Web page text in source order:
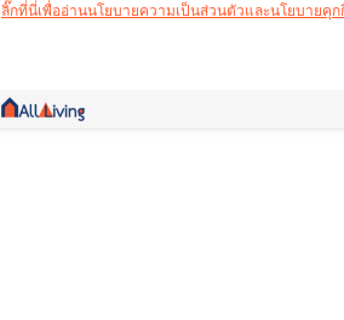
ลิ๊กที่นี่เพื่ออ่านนโยบายความเป็นส่วนตัวและนโยบายคุก